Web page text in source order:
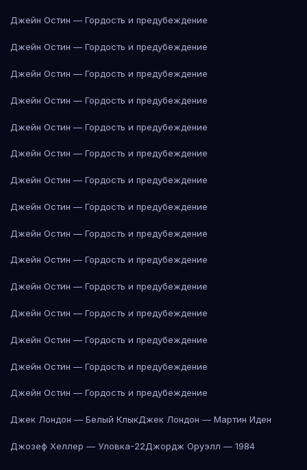
Джейн Остин — Гордость и предубеждение
Джейн Остин — Гордость и предубеждение
Джейн Остин — Гордость и предубеждение
Джейн Остин — Гордость и предубеждение
Джейн Остин — Гордость и предубеждение
Джейн Остин — Гордость и предубеждение
Джейн Остин — Гордость и предубеждение
Джейн Остин — Гордость и предубеждение
Джейн Остин — Гордость и предубеждение
Джейн Остин — Гордость и предубеждение
Джейн Остин — Гордость и предубеждение
Джейн Остин — Гордость и предубеждение
Джейн Остин — Гордость и предубеждение
Джейн Остин — Гордость и предубеждение
Джейн Остин — Гордость и предубеждение
Джек Лондон — Белый КлыкДжек Лондон — Мартин Иден
Джозеф Хеллер — Уловка-22Джордж Оруэлл — 1984